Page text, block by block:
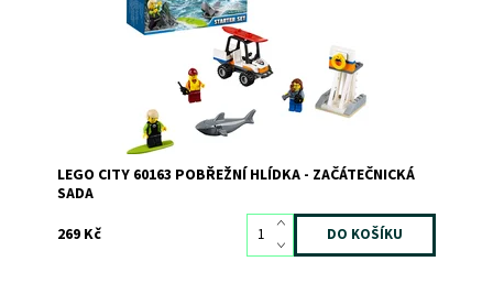
LEGO
LEGO CITY 60163 POBŘEŽNÍ HLÍDKA - ZAČÁTEČNICKÁ
SADA
269 Kč